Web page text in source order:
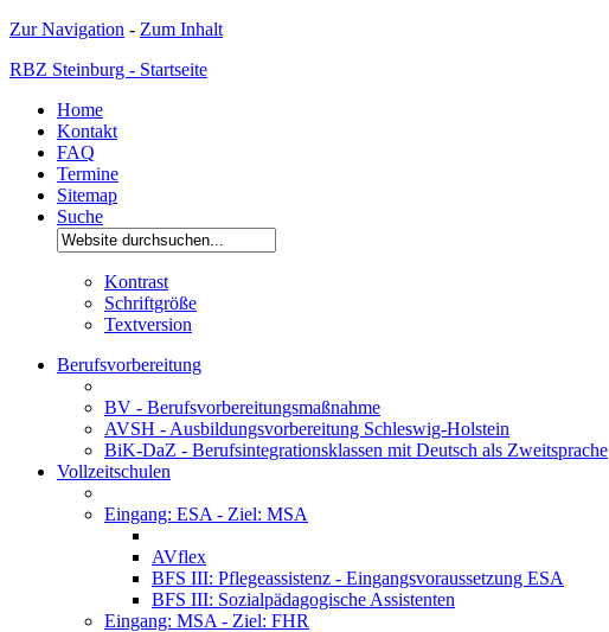
Zur Navigation - Zum Inhalt
RBZ Steinburg - Startseite
Home
Kontakt
FAQ
Termine
Sitemap
Suche
Kontrast
Schriftgröße
Textversion
Berufsvorbereitung
BV - Berufsvorbereitungsmaßnahme
AVSH - Ausbildungsvorbereitung Schleswig-Holstein
BiK-DaZ - Berufsintegrationsklassen mit Deutsch als Zweitsprache
Vollzeitschulen
Eingang: ESA - Ziel: MSA
AVflex
BFS III: Pflegeassistenz - Eingangsvoraussetzung ESA
BFS III: Sozialpädagogische Assistenten
Eingang: MSA - Ziel: FHR